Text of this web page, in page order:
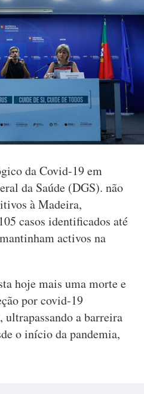
da Covid-19 em
da Saúde (DGS). não
à Madeira,
casos identificados até
activos na
hoje mais uma morte e
por covid-19
ultrapassando a barreira
o início da pandemia,